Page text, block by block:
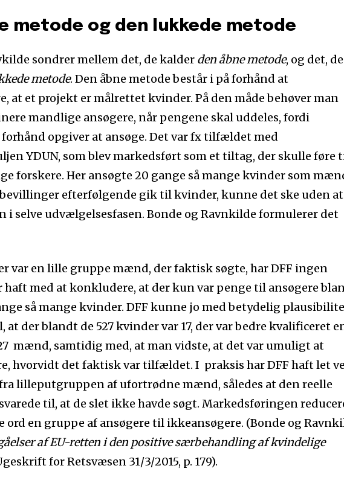
metode og den lukkede metode
sondrer mellem det, de kalder den åbne metode, og det, de
metode. Den åbne metode består i på forhånd at
at et projekt er målrettet kvinder. På den måde behøver man
mandlige ansøgere, når pengene skal uddeles, fordi
opgiver at ansøge. Det var fx tilfældet med
YDUN, som blev markedsført som et tiltag, der skulle føre
forskere. Her ansøgte 20 gange så mange kvinder som
bevillinger efterfølgende gik til kvinder, kunne det ske uden at
i selve udvælgelsesfasen. Bonde og Ravnkilde formulerer det
var en lille gruppe mænd, der faktisk søgte, har DFF ingen
haft med at konkludere, at der kun var penge til ansøgere
så mange kvinder. DFF kunne jo med betydelig
at der blandt de 527 kvinder var 17, der var bedre kvalificeret
mænd, samtidig med, at man vidste, at det var umuligt at
hvorvidt det faktisk var tilfældet. I praksis har DFF haft let
lilleputgruppen af ufortrødne mænd, således at den reelle
til, at de slet ikke havde søgt. Markedsføringen
ord en gruppe af ansøgere til ikkeansøgere. (Bonde og
af EU-retten i den positive særbehandling af kvindelige
for Retsvæsen 31/3/2015, p. 179).